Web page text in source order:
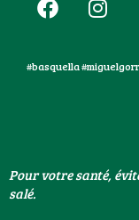
#basquella
Pour votre santé,
salé.